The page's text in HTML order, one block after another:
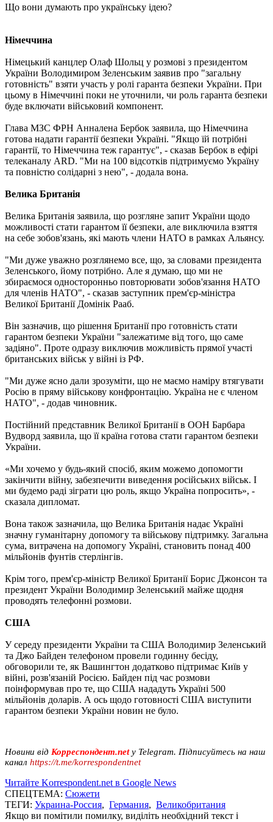
Що вони думають про українську ідею?
Німеччина
Німецький канцлер Олаф Шольц у розмові з президентом
України Володимиром Зеленським заявив про "загальну
готовність" взяти участь у ролі гаранта безпеки України. При
цьому в Німеччині поки не уточнили, чи роль гаранта безпеки
буде включати військовий компонент.
Глава МЗС ФРН Анналена Бербок заявила, що Німеччина
готова надати гарантії безпеки Україні. "Якщо їй потрібні
гарантії, то Німеччина теж гарантує", - сказав Бербок в ефірі
телеканалу ARD. "Ми на 100 відсотків підтримуємо Україну
та повністю солідарні з нею", - додала вона.
Велика Британія
Велика Британія заявила, що розгляне запит України щодо
можливості стати гарантом її безпеки, але виключила взяття
на себе зобов'язань, які мають члени НАТО в рамках Альянсу.
"Ми дуже уважно розглянемо все, що, за словами президента
Зеленського, йому потрібно. Але я думаю, що ми не
збираємося односторонньо повторювати зобов'язання НАТО
для членів НАТО", - сказав заступник прем'єр-міністра
Великої Британії Домінік Рааб.
Він зазначив, що рішення Британії про готовність стати
гарантом безпеки України "залежатиме від того, що саме
задіяно". Проте одразу виключив можливість прямої участі
британських військ у війні із РФ.
"Ми дуже ясно дали зрозуміти, що не маємо наміру втягувати
Росію в пряму військову конфронтацію. Україна не є членом
НАТО", - додав чиновник.
Постійний представник Великої Британії в ООН Барбара
Вудворд заявила, що її країна готова стати гарантом безпеки
України.
«Ми хочемо у будь-який спосіб, яким можемо допомогти
закінчити війну, забезпечити виведення російських військ. І
ми будемо раді зіграти цю роль, якщо Україна попросить», -
сказала дипломат.
Вона також зазначила, що Велика Британія надає Україні
значну гуманітарну допомогу та військову підтримку. Загальна
сума, витрачена на допомогу Україні, становить понад 400
мільйонів фунтів стерлінгів.
Крім того, прем'єр-міністр Великої Британії Борис Джонсон та
президент України Володимир Зеленський майже щодня
проводять телефонні розмови.
США
У середу президенти України та США Володимир Зеленський
та Джо Байден телефоном провели годинну бесіду,
обговорили те, як Вашингтон додатково підтримає Київ у
війні, розв'язаній Росією. Байден під час розмови
поінформував про те, що США нададуть Україні 500
мільйонів доларів. А ось щодо готовності США виступити
гарантом безпеки України новин не було.
Новини від Корреспондент.netу Telegram. Підписуйтесь на наш
канал https://t.me/korrespondentnet
Читайте Korrespondent.net в Google News
СПЕЦТЕМА: Сюжети
ТЕГИ: Украина-Россия, Германия, Великобритания
Якщо ви помітили помилку, виділіть необхідний текст і